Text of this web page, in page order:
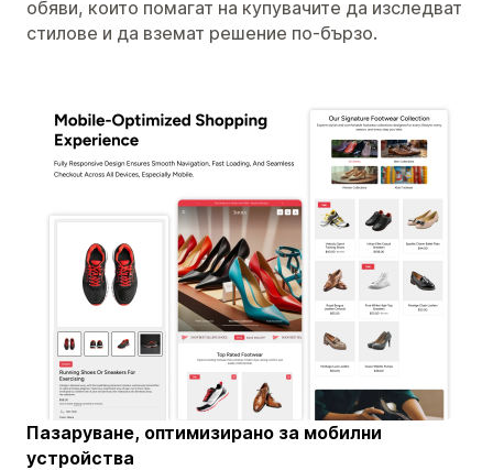
обяви, които помагат на купувачите да изследват
стилове и да вземат решение по-бързо.
Пазаруване, оптимизирано за мобилни
устройства